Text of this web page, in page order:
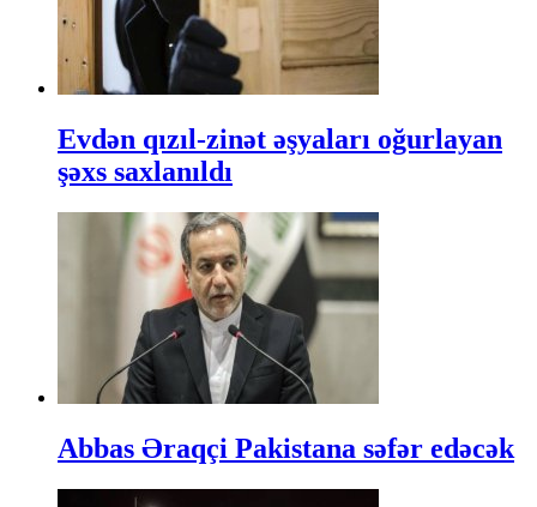
Evdən qızıl-zinət əşyaları oğurlayan
şəxs saxlanıldı
Abbas Əraqçi Pakistana səfər edəcək